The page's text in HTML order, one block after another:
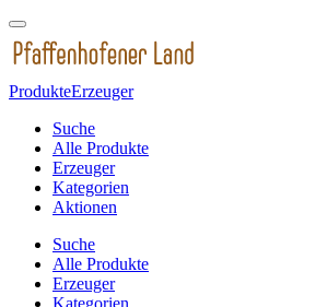
ProdukteErzeuger
Suche
Alle Produkte
Erzeuger
Kategorien
Aktionen
Suche
Alle Produkte
Erzeuger
Kategorien